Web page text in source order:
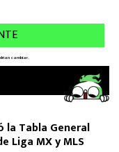
la Tabla General
Liga MX y MLS